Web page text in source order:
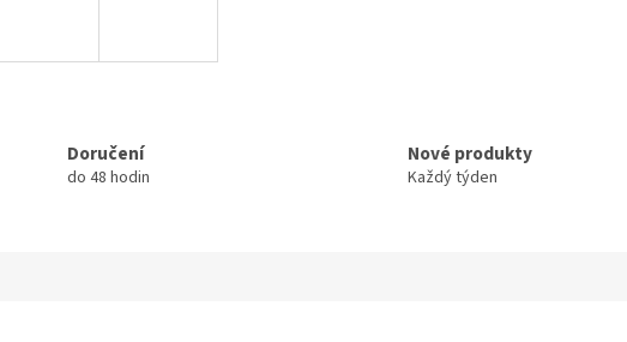
Doručení
do 48 hodin
Nové produkty
Každý týden